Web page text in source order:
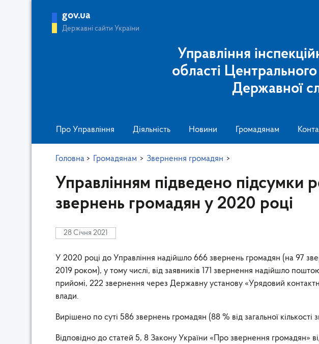
gov.ua
Державні сайти України
Управління
області
Державної
Про Управління Діяльність Новини Громадянам
Головна > Громадянам > Звернення громадян >
Управлінням підведено підсумки
звернень громадян у 2020 році
28 Січня 2021
У 2020 році до Управління надійшло 666 звернень громадян (на 97
2019 роком), у тому числі, від заявників 171 звернення надійшло
прийомі, 222 звернення через Державну установу «Урядовий
влади.
Вирішено по суті 586 звернень громадян (88 % від загальної кількості
Відповідно до статей 5, 8 Закону України «Про звернення громадян»